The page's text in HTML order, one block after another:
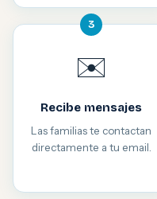
3
✉️
Recibe mensajes
Las familias te contactan
directamente a tu email.